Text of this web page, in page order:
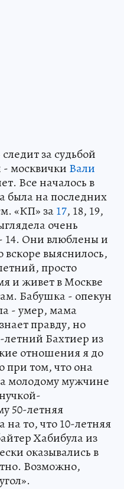
за судьбой
москвички Вали
Все началось в
была на последних
«КП» за17, 18, 19,
очень
14. Они влюблены и
выяснилось,
просто
и живет в Москве
Бабушка - опекун
- умер, мама
правду, но
летний Бахтиер из
отношения я до
при том, что она
молодому мужчине
50-летняя
то, что 10-летняя
Хабибула из
оказывались в
Возможно,